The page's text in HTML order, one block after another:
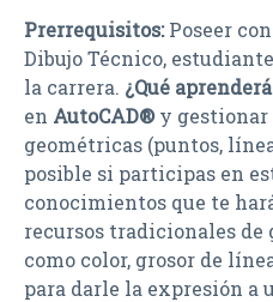
Prerrequisitos:Poseer
Dibujo Técnico,
la carrera. ¿Qué
en AutoCAD®y gestionar
geométricas (puntos,
posible si participas en
conocimientos que te
recursos tradicionales de
como color, grosor de
para darle la expresión a